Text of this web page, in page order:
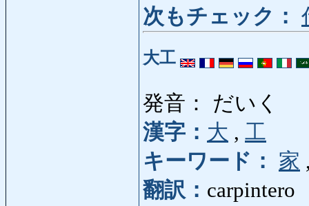
次もチェック：
大工
発音： だいく
漢字： 大 , 工
キーワード：
家
翻訳： carpintero